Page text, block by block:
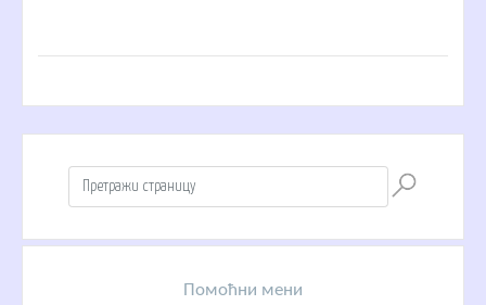
Помоћни мени